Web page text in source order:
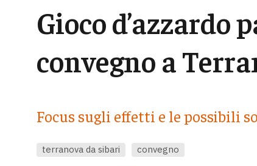
Gioco d’azzardo
convegno a
Focus sugli effetti e le possibili
terranova da sibari convegno